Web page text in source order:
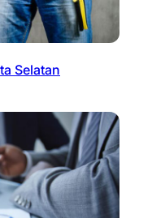
Selatan